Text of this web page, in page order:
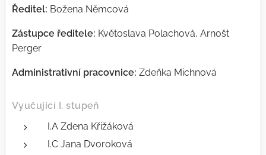
Ředitel: Božena Němcová
Zástupce ředitele: Květoslava Polachová, Arnošt
Perger
Administrativní pracovnice: Zdeňka Michnová
Vyučující I. stupeň
I.A Zdena Křižáková
I.C Jana Dvoroková